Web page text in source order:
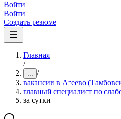
Войти
Войти
Создать резюме
Главная
/
... /
вакансии в Агеево
главный специалист по
за сутки